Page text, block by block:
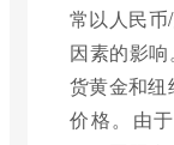
常以人民
因素的影
货黄金和
价格。由